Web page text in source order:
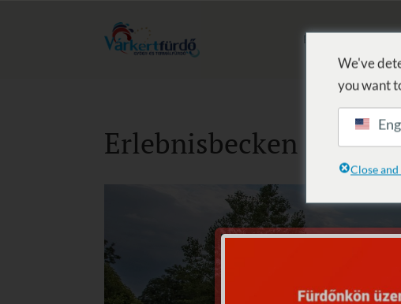
BAD
Erlebnisbecken
We've
you want
Close